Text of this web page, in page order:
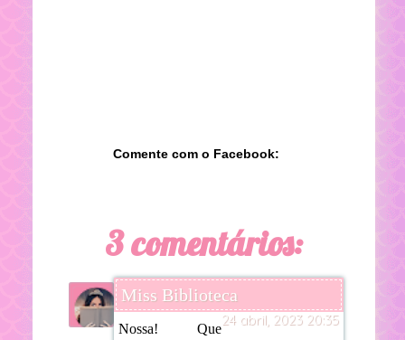
Comente com o Facebook:
3 comentários:
Miss Biblioteca
24 abril, 2023 20:35
Nossa! Que